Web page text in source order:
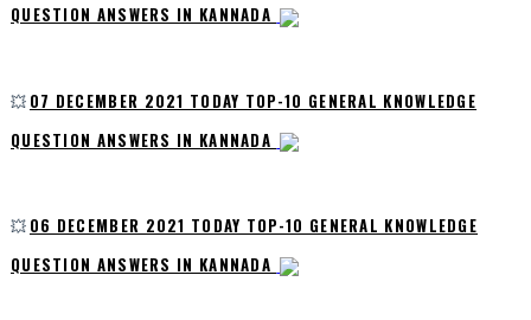
QUESTION ANSWERS IN KANNADA
💥 07 DECEMBER 2021 TODAY TOP-10 GENERAL KNOWLEDGE
QUESTION ANSWERS IN KANNADA
💥 06 DECEMBER 2021 TODAY TOP-10 GENERAL KNOWLEDGE
QUESTION ANSWERS IN KANNADA